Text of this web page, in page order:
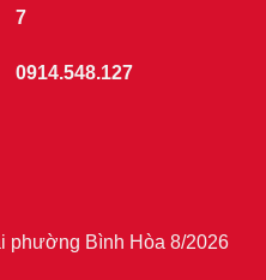
7
0914.548.127
phường Bình Hòa 8/2026